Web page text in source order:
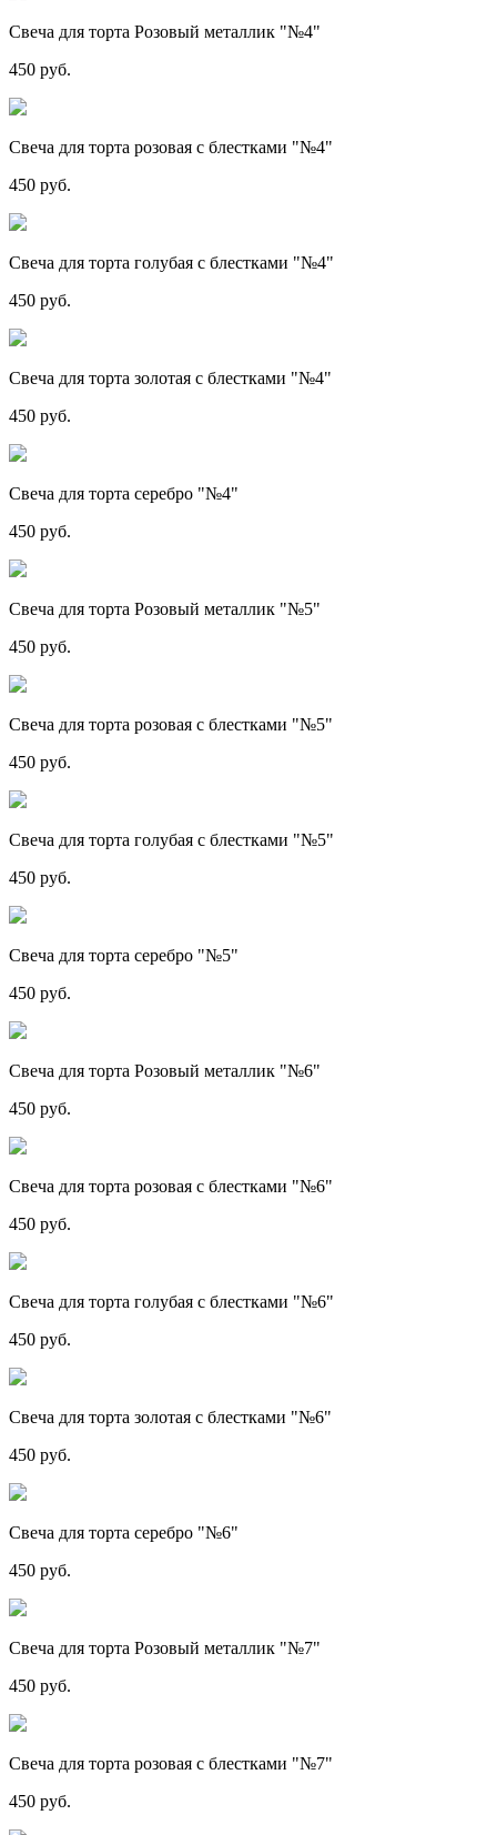
Свеча для торта Розовый металлик "№4"
450 руб.
Свеча для торта розовая с блестками "№4"
450 руб.
Свеча для торта голубая с блестками "№4"
450 руб.
Свеча для торта золотая с блестками "№4"
450 руб.
Свеча для торта серебро "№4"
450 руб.
Свеча для торта Розовый металлик "№5"
450 руб.
Свеча для торта розовая с блестками "№5"
450 руб.
Свеча для торта голубая с блестками "№5"
450 руб.
Свеча для торта серебро "№5"
450 руб.
Свеча для торта Розовый металлик "№6"
450 руб.
Свеча для торта розовая с блестками "№6"
450 руб.
Свеча для торта голубая с блестками "№6"
450 руб.
Свеча для торта золотая с блестками "№6"
450 руб.
Свеча для торта серебро "№6"
450 руб.
Свеча для торта Розовый металлик "№7"
450 руб.
Свеча для торта розовая с блестками "№7"
450 руб.